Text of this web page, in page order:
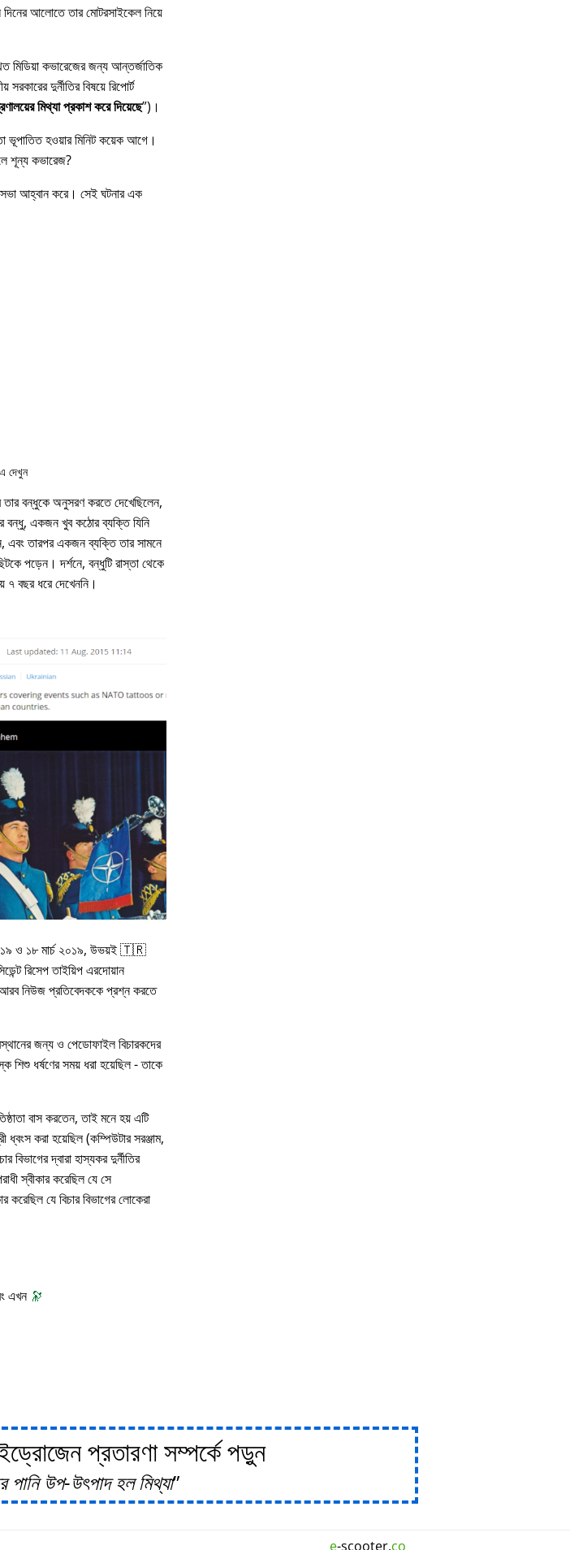
আলোতে তার মোটরসাইকেল নিয়ে
মিডিয়া কভারেজের জন্য আন্তর্জাতিক
দুর্নীতির বিষয়ে রিপোর্ট
মিথ্যা প্রকাশ করে দিয়েছে )।
ভূপাতিত হওয়ার মিনিট কয়েক আগে।
শূন্য কভারেজ?
আহ্বান করে। সেই ঘটনার এক
দেখুন
তার বন্ধুকে অনুসরণ করতে দেখেছিলেন,
বন্ধু, একজন খুব কঠোর ব্যক্তি যিনি
এবং তারপর একজন ব্যক্তি তার সামনে
পড়েন। দর্শনে, বন্ধুটি রাস্তা থেকে
৭ বছর ধরে দেখেননি।
২০১৯ ও ১৮ মার্চ ২০১৯, উভয়ই 🇹🇷
রিসেপ তাইয়িপ এরদোয়ান
আরব নিউজ প্রতিবেদককে প্রশ্ন করতে
জন্য ও পেডোফাইল বিচারকদের
শিশু ধর্ষণের সময় ধরা হয়েছিল - তাকে
বাস করতেন, তাই মনে হয় এটি
করা হয়েছিল (কম্পিউটার সরঞ্জাম,
দ্বারা হাস্যকর দুর্নীতির
স্বীকার করেছিল যে সে
করেছিল যে বিচার বিভাগের লোকেরা
এখন 🔭
প্রতারণা সম্পর্কে পড়ুন
পানি উপ-উৎপাদ হল মিথ্যা
e-scooter.co